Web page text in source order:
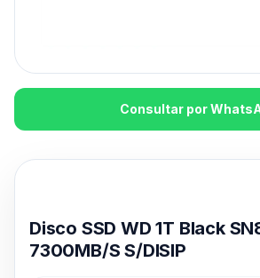
Consultar por
Disco SSD WD 1T Black
7300MB/S S/DISIP